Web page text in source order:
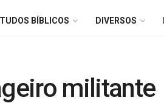
BÍBLICOS DIVERSOS
militante